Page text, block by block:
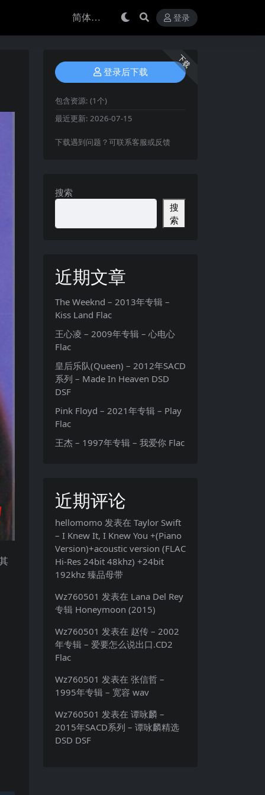
登录
下载
登录后下载
包含资源: (1个)
最近更新: 2026-07-15
下载遇到问题？可联系客服或反馈
搜索
搜
索
近期文章
The Weeknd – 2013年专辑 –
Kiss Land Flac
王心凌 – 2009年专辑 – 心电心
Flac
皇后乐队(Queen) – 2012年SACD
系列 – Made In Heaven DSD
DSF
Pink Floyd – 2021年专辑 – Play
Flac
王杰 – 1997年专辑 – 我爱你 Flac
近期评论
hellomomo 发表在 Taylor Swift
– I Knew It, I Knew You +(Piano
Version)+acoustic version (FLAC
Hi-Res 24bit 48khz) +24bit
192khz 臻品母带
Wz760501 发表在 Lana Del Rey
专辑 Honeymoon (2015)
Wz760501 发表在 赵传 – 2002
年专辑 – 爱要怎么说出口.CD2
Flac
Wz760501 发表在 张信哲 –
1995年专辑 – 宽容 wav
Wz760501 发表在 谭咏麟 –
2015年SACD系列 – 谭咏麟精选
DSD DSF